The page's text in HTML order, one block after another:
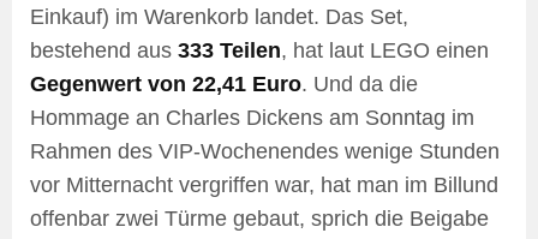
Einkauf) im Warenkorb landet. Das Set,
bestehend aus 333 Teilen, hat laut LEGO einen
Gegenwert von 22,41 Euro. Und da die
Hommage an Charles Dickens am Sonntag im
Rahmen des VIP-Wochenendes wenige Stunden
vor Mitternacht vergriffen war, hat man im Billund
offenbar zwei Türme gebaut, sprich die Beigabe